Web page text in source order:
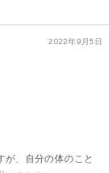
いようなので、温
2022年9月5日
が、自分の体のこと